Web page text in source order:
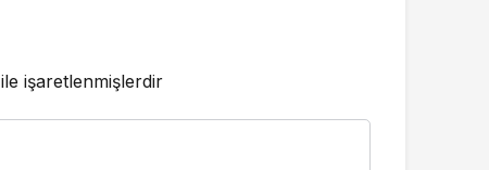
ile işaretlenmişlerdir